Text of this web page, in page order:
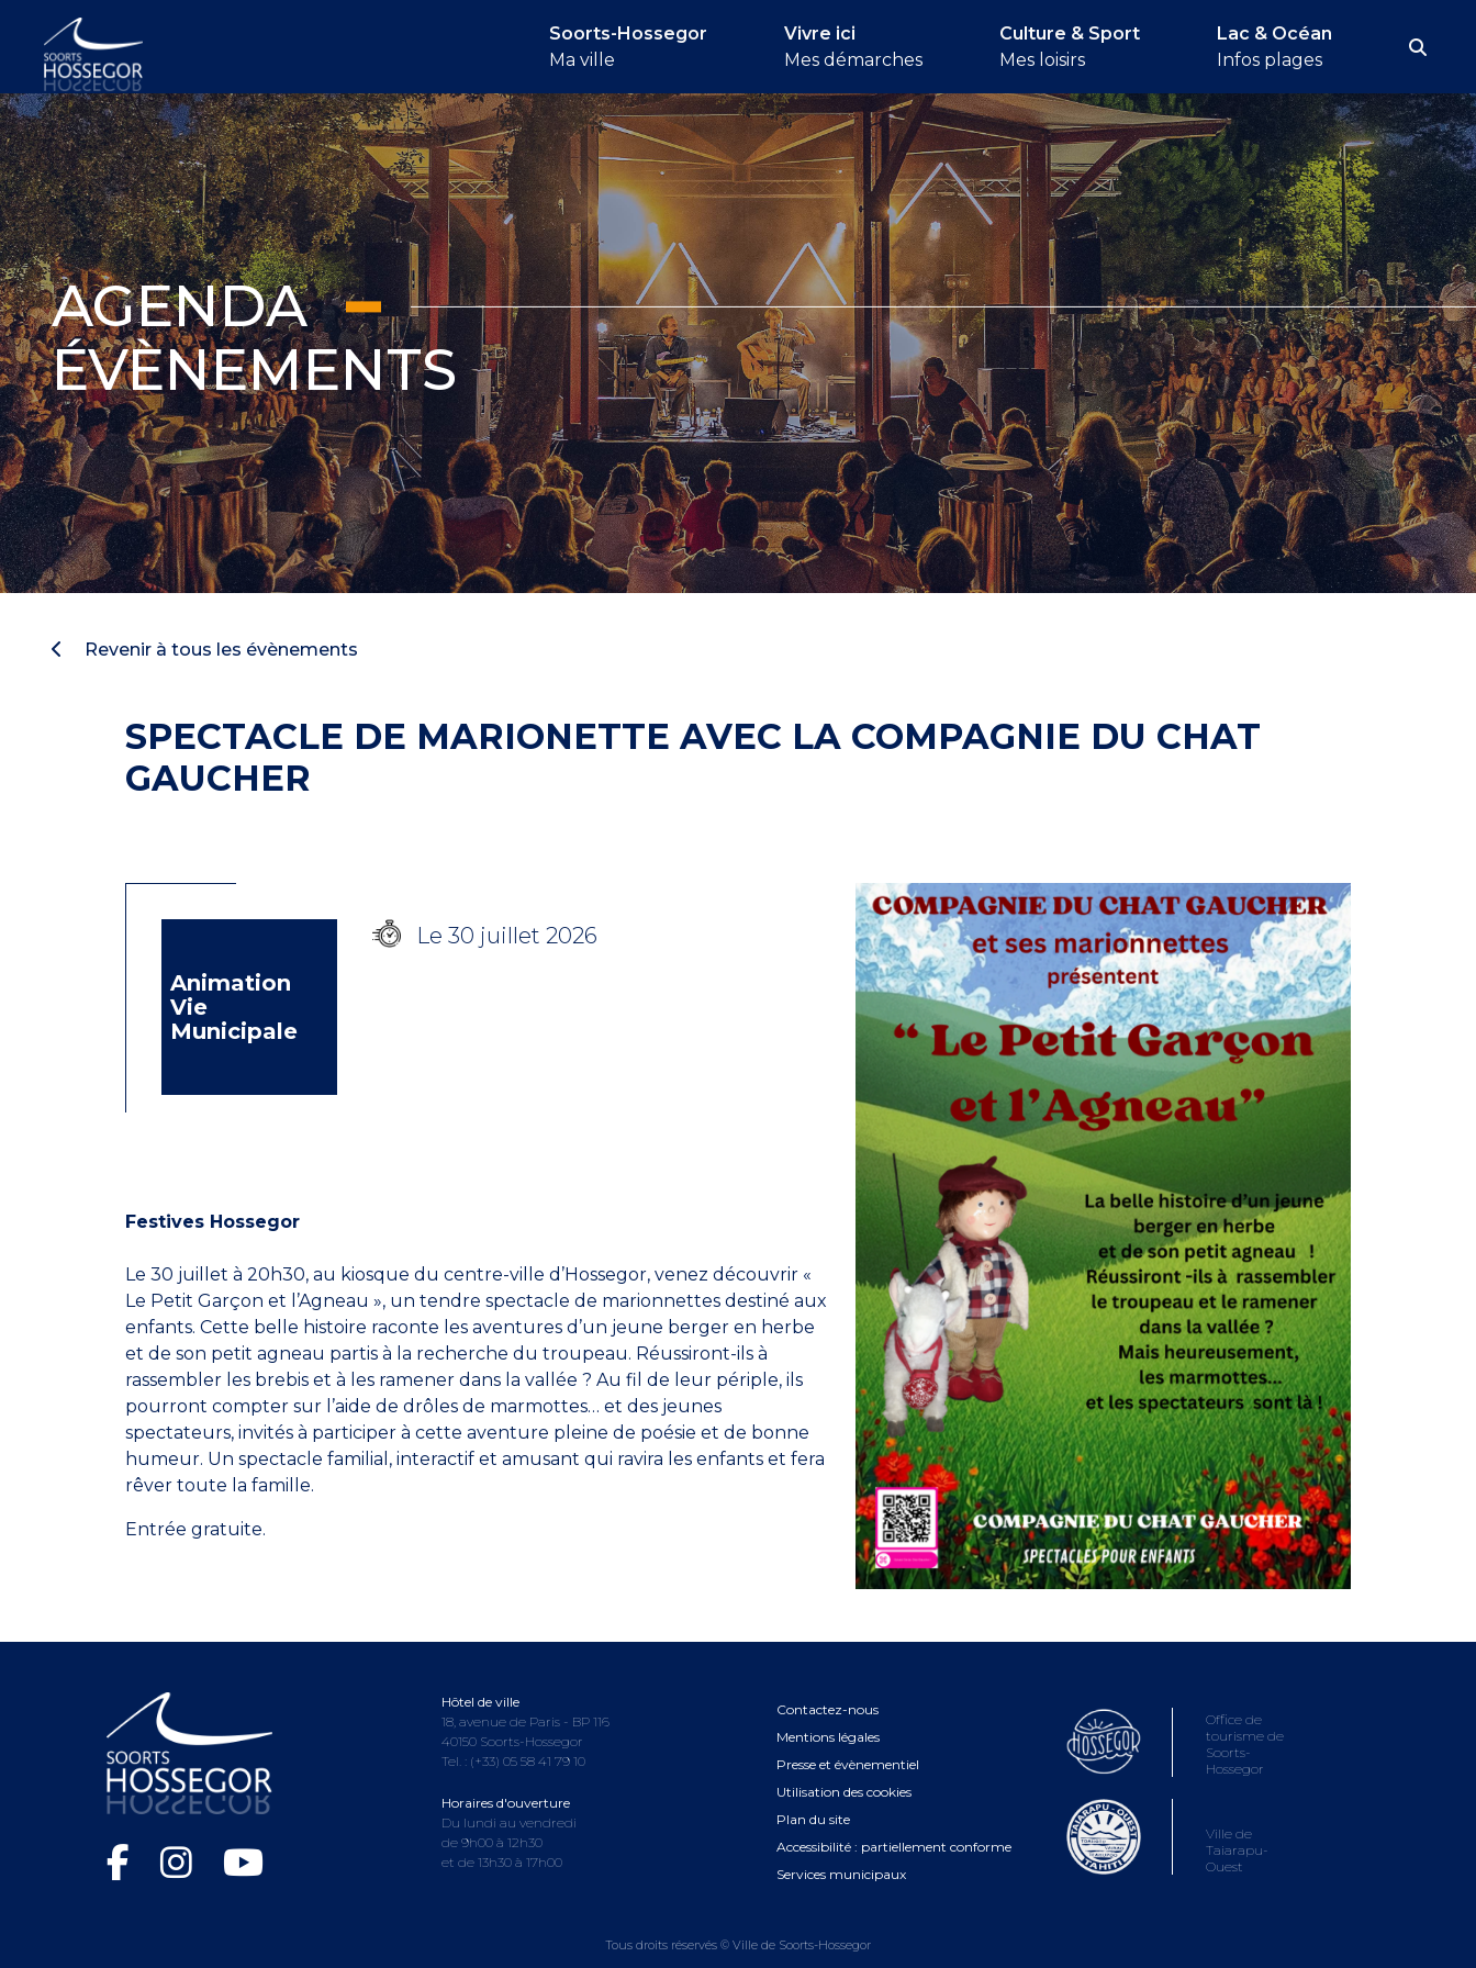
Soorts-Hossegor
Ma ville
Vivre ici
Mes démarches
Culture & Sport
Mes loisirs
Lac & Océan
Infos plages
AGENDA
ÉVÈNEMENTS
Revenir à tous les évènements
SPECTACLE DE MARIONETTE AVEC LA COMPAGNIE DU CHAT
GAUCHER
Animation
Vie
Municipale
Le 30 juillet 2026
Festives Hossegor
Le 30 juillet à 20h30, au kiosque du centre-ville d’Hossegor, venez découvrir «
Le Petit Garçon et l’Agneau », un tendre spectacle de marionnettes destiné aux
enfants. Cette belle histoire raconte les aventures d’un jeune berger en herbe
et de son petit agneau partis à la recherche du troupeau. Réussiront-ils à
rassembler les brebis et à les ramener dans la vallée ? Au fil de leur périple, ils
pourront compter sur l’aide de drôles de marmottes… et des jeunes
spectateurs, invités à participer à cette aventure pleine de poésie et de bonne
humeur. Un spectacle familial, interactif et amusant qui ravira les enfants et fera
rêver toute la famille.
Entrée gratuite.
Hôtel de ville
18, avenue de Paris - BP 116
40150 Soorts-Hossegor
Tel. : (+33) 05 58 41 79 10
Horaires d'ouverture
Du lundi au vendredi
de 9h00 à 12h30
et de 13h30 à 17h00
Contactez-nous
Mentions légales
Presse et évènementiel
Utilisation des cookies
Plan du site
Accessibilité : partiellement conforme
Services municipaux
Office de
tourisme de
Soorts-
Hossegor
Ville de
Taiarapu-
Ouest
Tous droits réservés © Ville de Soorts-Hossegor